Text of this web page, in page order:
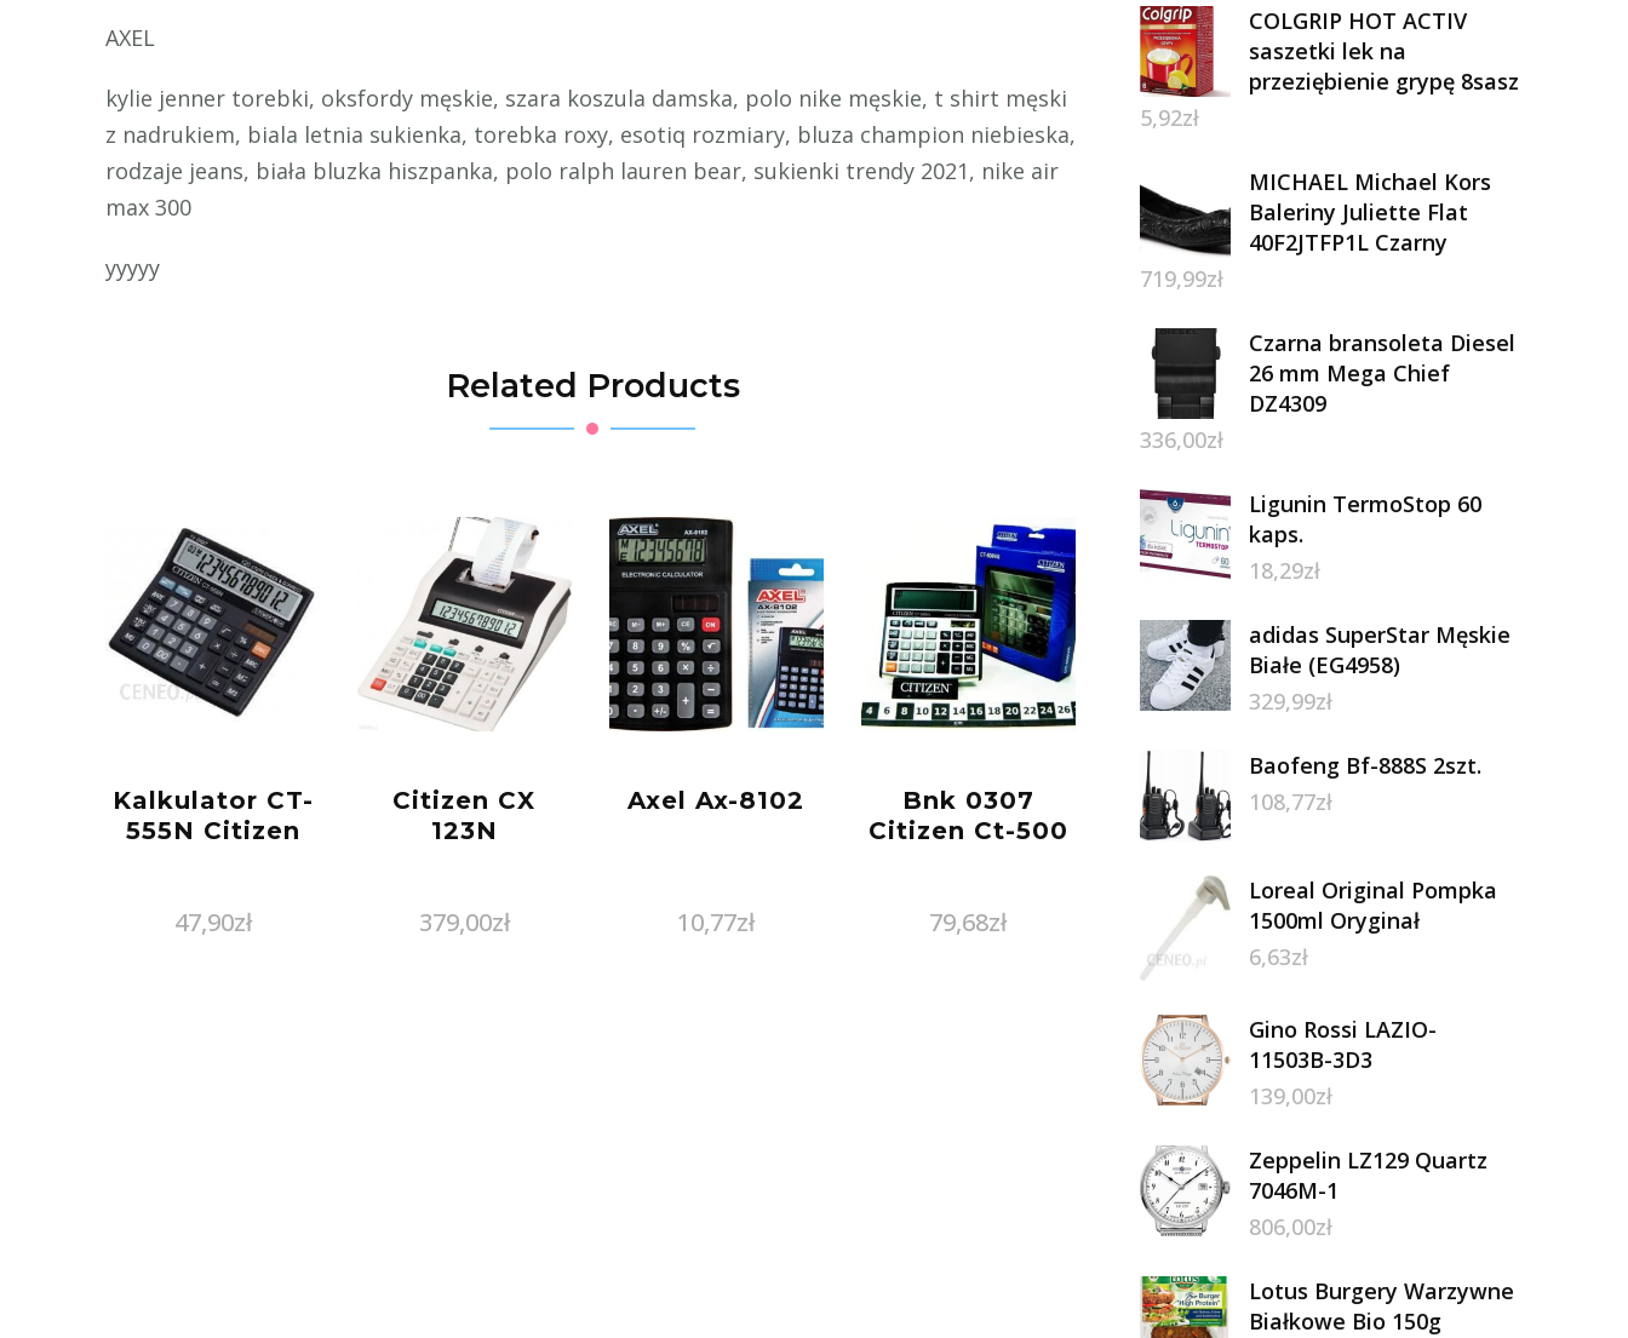
AXEL
kylie jenner torebki, oksfordy męskie, szara koszula damska, polo nike męskie, t shirt męski
z nadrukiem, biala letnia sukienka, torebka roxy, esotiq rozmiary, bluza champion niebieska,
rodzaje jeans, biała bluzka hiszpanka, polo ralph lauren bear, sukienki trendy 2021, nike air
max 300
yyyyy
Related Products
Kalkulator CT-
555N Citizen
47,90zł
Citizen CX
123N
379,00zł
Axel Ax-8102
10,77zł
Bnk 0307
Citizen Ct-500
79,68zł
COLGRIP HOT ACTIV
saszetki lek na
przeziębienie grypę 8sasz
5,92zł
MICHAEL Michael Kors
Baleriny Juliette Flat
40F2JTFP1L Czarny
719,99zł
Czarna bransoleta Diesel
26 mm Mega Chief
DZ4309
336,00zł
Ligunin TermoStop 60
kaps.
18,29zł
adidas SuperStar Męskie
Białe (EG4958)
329,99zł
Baofeng Bf-888S 2szt.
108,77zł
Loreal Original Pompka
1500ml Oryginał
6,63zł
Gino Rossi LAZIO-
11503B-3D3
139,00zł
Zeppelin LZ129 Quartz
7046M-1
806,00zł
Lotus Burgery Warzywne
Białkowe Bio 150g